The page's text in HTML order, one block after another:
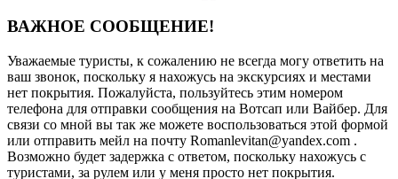
ВАЖНОЕ СООБЩЕНИЕ!
Уважаемые туристы, к сожалению не всегда могу ответить на
ваш звонок, поскольку я нахожусь на экскурсиях и местами
нет покрытия. Пожалуйста, пользуйтесь этим номером
телефона для отправки сообщения на Вотсап или Вайбер. Для
связи со мной вы так же можете воспользоваться этой формой
или отправить мейл на почту Romanlevitan@yandex.com .
Возможно будет задержка с ответом, поскольку нахожусь с
туристами, за рулем или у меня просто нет покрытия.